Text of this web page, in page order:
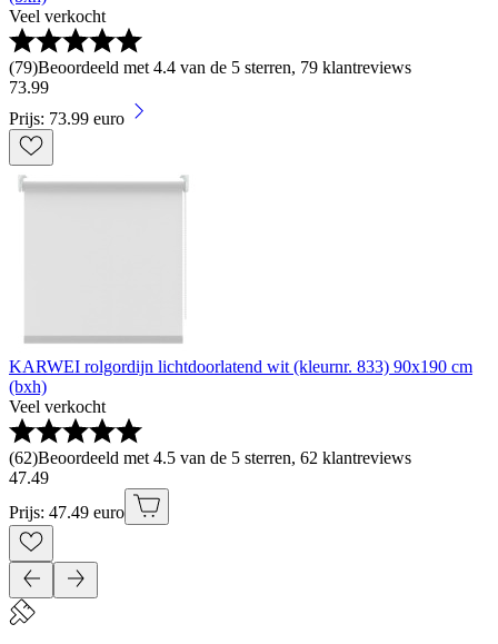
Veel verkocht
(79)Beoordeeld met 4.4 van de 5 sterren, 79 klantreviews
73.99
Prijs: 73.99 euro
KARWEI rolgordijn lichtdoorlatend wit (kleurnr. 833) 90x190 cm
(bxh)
Veel verkocht
(62)Beoordeeld met 4.5 van de 5 sterren, 62 klantreviews
47.49
Prijs: 47.49 euro